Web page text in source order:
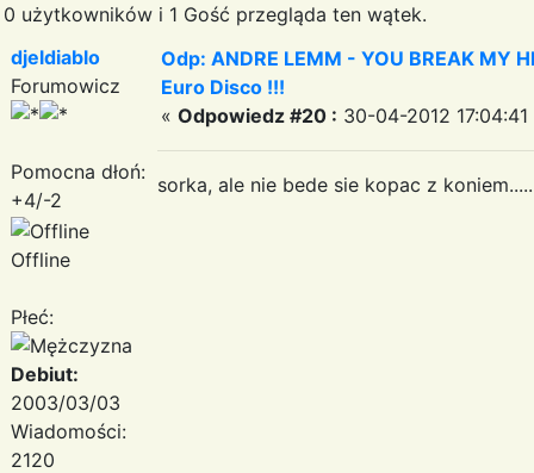
0 użytkowników i 1 Gość przegląda ten wątek.
djeldiablo
Forumowicz
Pomocna dłoń:
+4/-2
Offline
Płeć:
Debiut:
2003/03/03
Wiadomości:
2120
Odp: ANDRE LEMM - YOU BREAK MY
Euro Disco !!!
« Odpowiedz #20 : 30-04-2012 17:04:41
sorka, ale nie bede sie kopac z